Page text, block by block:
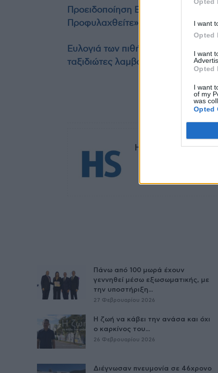
I want
Opted
I want
Opted
I want
of my
was
Opted
Προειδοποίηση ΕΟΔΥ για τον ιό
Προφυλαχθείτε»
Ευλογιά των πιθήκων (mpox):
ταξιδιώτες λαμβάνει η Κίνα
Δύο θάνατοι από
HS Team
Πάνω από 100 μωρά έχουν
γεννηθεί μέσω εξωσωματικής, με
την υποστήριξη...
27 Φεβρουαρίου 2026
Η ζωή να κάβει την ανάσα και όχι
ο καρκίνος του...
26 Φεβρουαρίου 2026
Διέγνωσαν πνευμονία σε 46χρονο